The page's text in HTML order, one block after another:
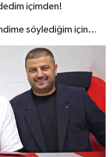
içimden!
söylediğim için…